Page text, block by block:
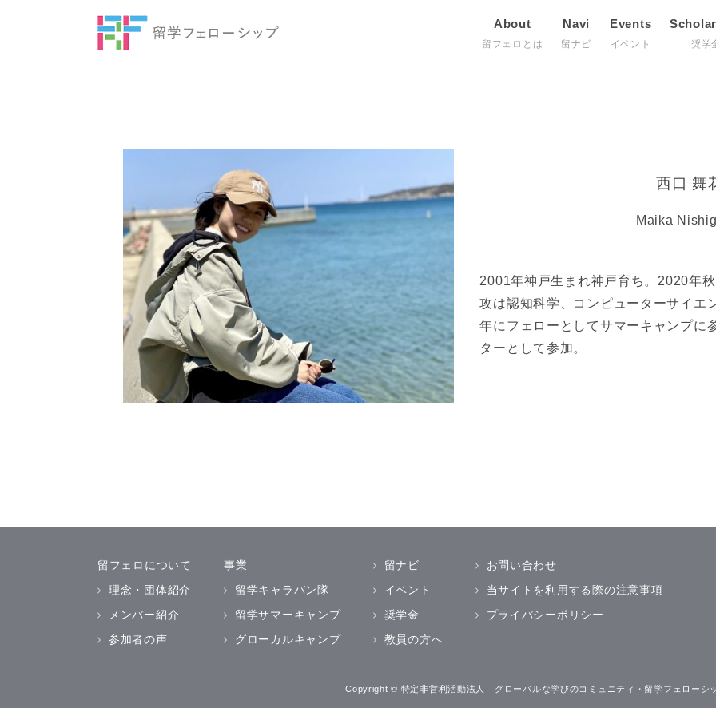
About
留フェロとは
Navi
留ナビ
Events
イベント 奨学
西口 舞
Maika
2001年神戸生まれ神戸育ち。2020年
攻は認知科学、コンピューターサイエ
年にフェローとしてサマーキャンプに
ターとして参加。
留フェロについて
理念・団体紹介
メンバー紹介
参加者の声
事業
留学キャラバン隊
留学サマーキャンプ
グローカルキャンプ
留ナビ
イベント
奨学金
教員の方へ
お問い合わせ
当サイトを利用する際の注意事項
プライバシーポリシー
Copyright © 特定非営利活動法人 グローバルな学びのコミュニティ・留学フェローシ